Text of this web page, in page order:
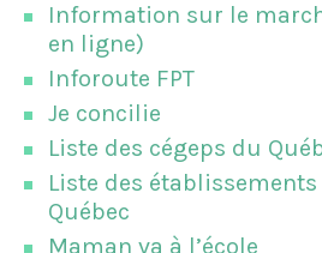
Information sur le
en ligne)
Inforoute FPT
Je concilie
Liste des cégeps du
Liste des
Québec
Maman va à l’école